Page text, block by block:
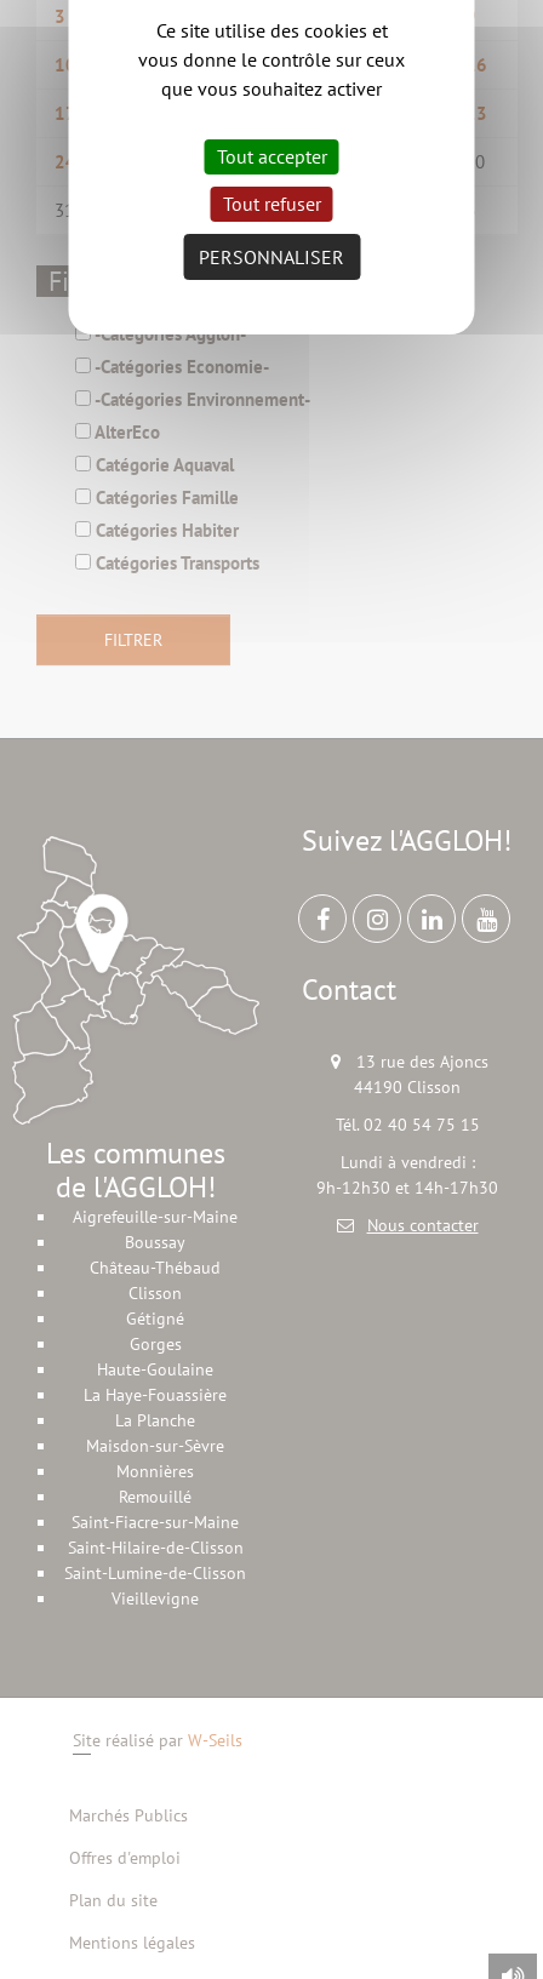
3 9
10 11 12 13 14 15 16
17 23
24 27 28 30
31 3
Filtrer par thématique
-Catégories Aggloh-
-Catégories Economie-
-Catégories Environnement-
AlterEco
Catégorie Aquaval
Catégories Famille
Catégories Habiter
Catégories Transports
Les communes
de l'AGGLOH!
Aigrefeuille-sur-Maine
Boussay
Château-Thébaud
Clisson
Gétigné
Gorges
Haute-Goulaine
La Haye-Fouassière
La Planche
Maisdon-sur-Sèvre
Monnières
Remouillé
Saint-Fiacre-sur-Maine
Saint-Hilaire-de-Clisson
Saint-Lumine-de-Clisson
Vieillevigne
Suivez l'AGGLOH!
Contact
13 rue des Ajoncs
44190 Clisson
Tél. 02 40 54 75 15
Lundi à vendredi :
9h-12h30 et 14h-17h30
Nous contacter
Site réalisé par W-Seils
Marchés Publics
Offres d'emploi
Plan du site
Mentions légales
Ce site utilise des cookies et
vous donne le contrôle sur ceux
que vous souhaitez activer
Tout accepter
Tout refuser
PERSONNALISER